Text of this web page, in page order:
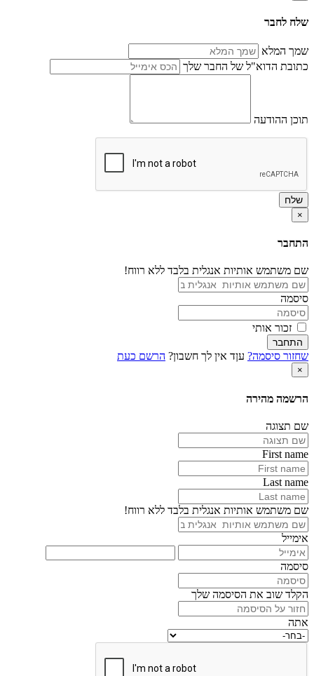
שלח לחבר
שמך המלא
כתובת הדוא"ל של החבר שלך
תוכן ההודעה
שלח
×
התחבר
שם משתמש אותיות אנגלית בלבד ללא רווח!
סיסמה
זכור אותי
התחבר
שחזור סיסמה? עןד אין לך חשבון? הרשם כעת
×
הרשמה מהירה
שם תצוגה
First name
Last name
שם משתמש אותיות אנגלית בלבד ללא רווח!
אימייל
סיסמה
הקלד שוב את הסיסמה שלך
אתה